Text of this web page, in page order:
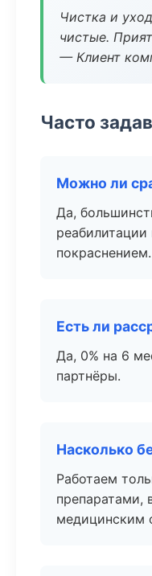
Чистка и
чистые.
— Клиент
Часто
Можно ли
Да,
покраснением.
Есть ли
Да, 0% на 6
партнёры.
Насколько
Работаем
препаратами,
медицинским